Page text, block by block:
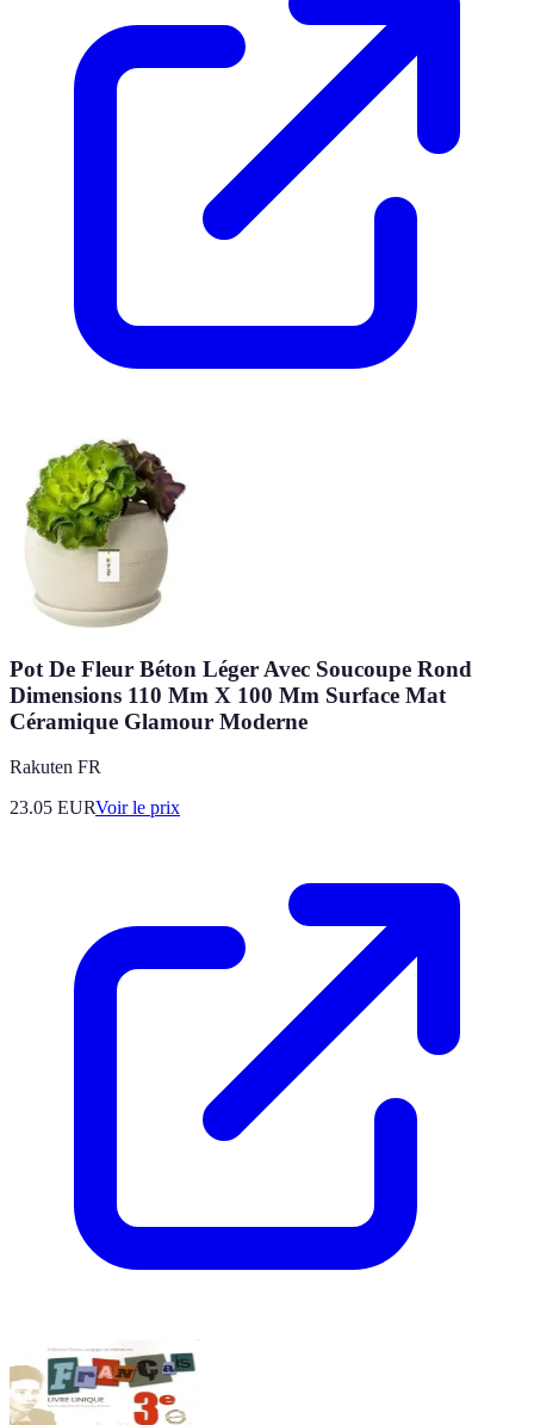
Pot De Fleur Béton Léger Avec Soucoupe Rond
Dimensions 110 Mm X 100 Mm Surface Mat
Céramique Glamour Moderne
Rakuten FR
23.05 EURVoir le prix